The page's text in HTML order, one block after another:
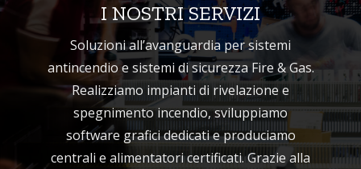
I NOSTRI SERVIZI
Soluzioni all’avanguardia per sistemi
antincendio e sistemi di sicurezza Fire & Gas.
Realizziamo impianti di rivelazione e
spegnimento incendio, sviluppiamo
software grafici dedicati e produciamo
centrali e alimentatori certificati. Grazie alla